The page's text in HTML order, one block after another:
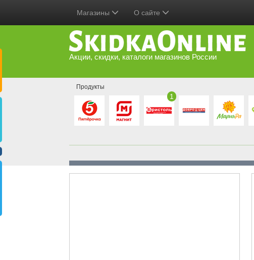
Магазины О сайте
Акции, скидки, каталоги магазинов России
Продукты
1